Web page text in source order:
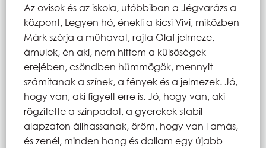
Az ovisok és az iskola, utóbbiban a Jégvarázs a
központ, Legyen hó, énekli a kicsi Vivi, miközben
Márk szórja a műhavat, rajta Olaf jelmeze,
ámulok, én aki, nem hittem a külsőségek
erejében, csöndben hümmögök, mennyit
számítanak a színek, a fények és a jelmezek. Jó,
hogy van, aki figyelt erre is. Jó, hogy van, aki
rögzítette a színpadot, a gyerekek stabil
alapzaton állhassanak, öröm, hogy van Tamás,
és zenél, minden hang és dallam egy újabb